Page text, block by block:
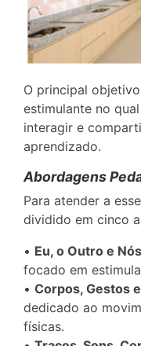
O principal
estimulante no
interagir e
aprendizado.
Abordagens
Para atender a
dividido em cinco
• Eu, o Outro e
focado em
• Corpos, Gestos
dedicado ao
físicas.